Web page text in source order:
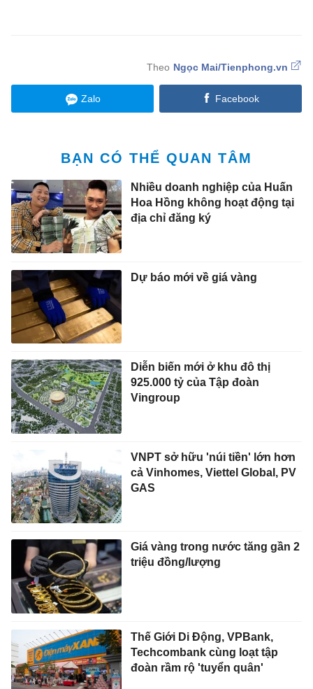
Ngọc Mai/Tienphong.vn
Zalo Facebook
BẠN CÓ THỂ QUAN TÂM
Nhiều doanh nghiệp của Huấn
Hoa Hồng không hoạt động tại
địa chỉ đăng ký
Dự báo mới về giá vàng
Diễn biến mới ở khu đô thị
925.000 tỷ của Tập đoàn
Vingroup
VNPT sở hữu 'núi tiền' lớn hơn
cả Vinhomes, Viettel Global, PV
GAS
Giá vàng trong nước tăng gần 2
triệu đồng/lượng
Thế Giới Di Động, VPBank,
Techcombank cùng loạt tập
đoàn rầm rộ 'tuyển quân'